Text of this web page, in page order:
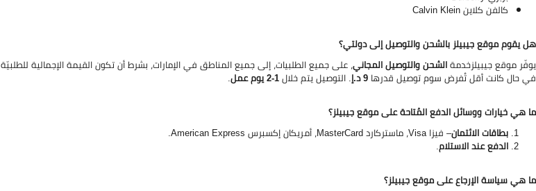
كالفن كلاين Calvin Klein
هل يقوم موقع جيبيلز بالشحن والتوصيل إلى دولتي؟
يوفّر موقع جيبيلزخدمةالشحن والتوصيل المجاني، على جميع الطلبيات، إلى جميع المناطق في الإمارات، بشرط أن تكون القيمة الإجمالية للطلبيّة
في حال كانت أقل تُفرض سوم توصيل قدرها 9 د.إ . التوصيل يتم خلال1-2 يوم عمل .
ما هي خيارات ووسائل الدفع المُتاحة على موقع جيبيلز؟
بطاقات الائتمان– فيزا Visa، ماستركارد MasterCard، أمريكان إكسبرس American Express.
الدفع عند الاستلام.
ما هي سياسة الإرجاع على موقع جيبيلز؟